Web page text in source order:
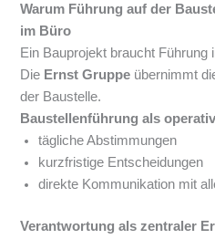
Warum Führung auf der
im Büro
Ein Bauprojekt braucht Führung
Die Ernst Gruppe übernimmt
der Baustelle.
Baustellenführung als
tägliche Abstimmungen
kurzfristige Entscheidungen
direkte Kommunikation mit
Verantwortung als zentraler